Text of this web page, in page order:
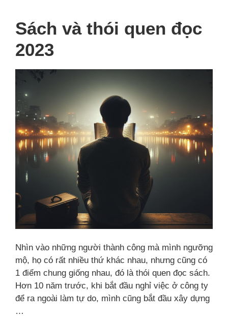
Sách và thói quen đọc
2023
Nhìn vào những người thành công mà mình ngưỡng
mộ, họ có rất nhiều thứ khác nhau, nhưng cũng có
1 điểm chung giống nhau, đó là thói quen đọc sách.
Hơn 10 năm trước, khi bắt đầu nghỉ việc ở công ty
để ra ngoài làm tự do, mình cũng bắt đầu xây dựng
…